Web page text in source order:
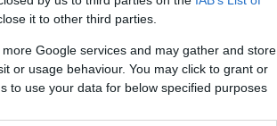
it to other third parties.
Google services and may gather and store
or usage behaviour. You may click to grant or
to use your data for below specified purposes
en el debut
liguero de los de